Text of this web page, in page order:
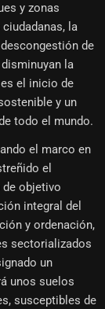
y zonas
la
de
la
el inicio de
y un
todo el mundo.
el marco en
el
objetivo
integral del
y ordenación,
sectorializados
un
unos suelos
susceptibles de